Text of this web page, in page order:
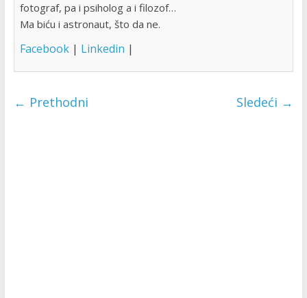
fotograf, pa i psiholog a i filozof…
Ma biću i astronaut, što da ne.
Facebook| Linkedin |
← Prethodni Sledeći →